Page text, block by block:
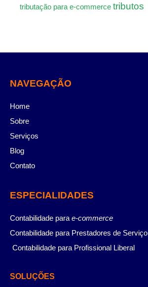
tributação para e-commerce tributos
NAVEGAÇÃO
Home
Sobre
Serviços
Blog
Contato
ESPECIALIDADES
Contabilidade parae-commerce
Contabilidade para Prestadores de Serviço
Contabilidade para Profissional Liberal
SOLUÇÕES